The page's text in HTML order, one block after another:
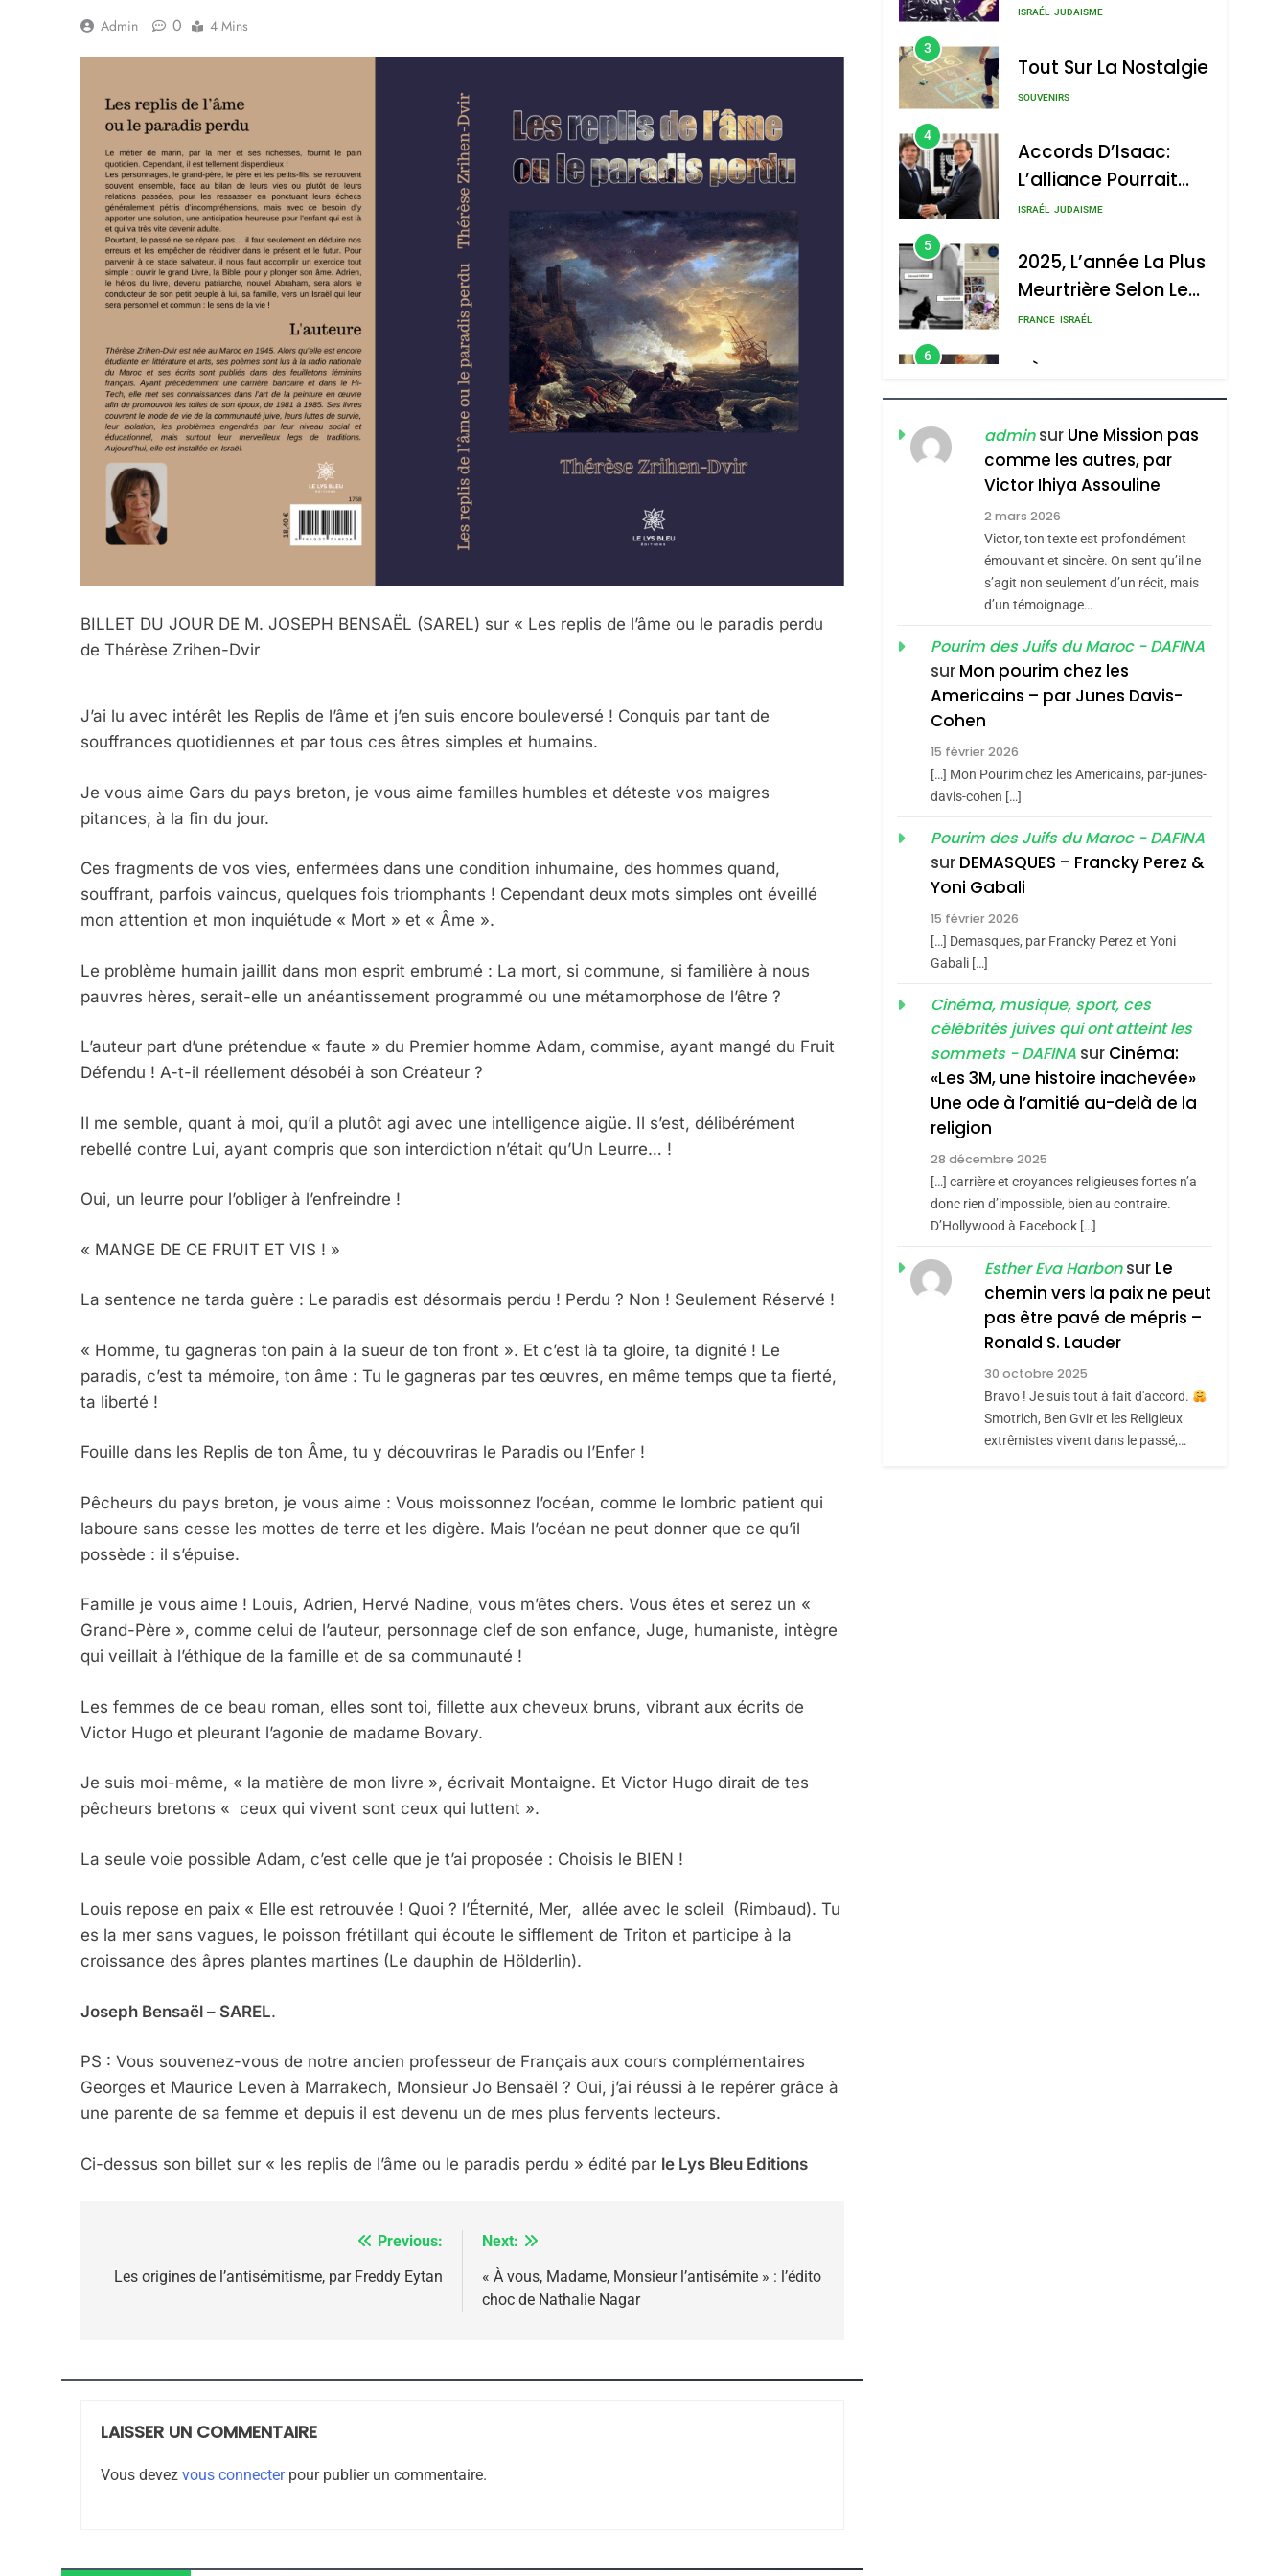
Admin 0 4 Mins
BILLET DU JOUR DE M. JOSEPH BENSAËL (SAREL) sur « Les replis de l’âme ou le paradis perdu
de Thérèse Zrihen-Dvir
J’ai lu avec intérêt les Replis de l’âme et j’en suis encore bouleversé ! Conquis par tant de
souffrances quotidiennes et par tous ces êtres simples et humains.
Je vous aime Gars du pays breton, je vous aime familles humbles et déteste vos maigres
pitances, à la fin du jour.
Ces fragments de vos vies, enfermées dans une condition inhumaine, des hommes quand,
souffrant, parfois vaincus, quelques fois triomphants ! Cependant deux mots simples ont éveillé
mon attention et mon inquiétude « Mort » et « Âme ».
Le problème humain jaillit dans mon esprit embrumé : La mort, si commune, si familière à nous
pauvres hères, serait-elle un anéantissement programmé ou une métamorphose de l’être ?
L’auteur part d’une prétendue « faute » du Premier homme Adam, commise, ayant mangé du Fruit
Défendu ! A-t-il réellement désobéi à son Créateur ?
Il me semble, quant à moi, qu’il a plutôt agi avec une intelligence aigüe. Il s’est, délibérément
rebellé contre Lui, ayant compris que son interdiction n’était qu’Un Leurre… !
Oui, un leurre pour l’obliger à l’enfreindre !
« MANGE DE CE FRUIT ET VIS ! »
La sentence ne tarda guère : Le paradis est désormais perdu ! Perdu ? Non ! Seulement Réservé !
« Homme, tu gagneras ton pain à la sueur de ton front ». Et c’est là ta gloire, ta dignité ! Le
paradis, c’est ta mémoire, ton âme : Tu le gagneras par tes œuvres, en même temps que ta fierté,
ta liberté !
Fouille dans les Replis de ton Âme, tu y découvriras le Paradis ou l’Enfer !
Pêcheurs du pays breton, je vous aime : Vous moissonnez l’océan, comme le lombric patient qui
laboure sans cesse les mottes de terre et les digère. Mais l’océan ne peut donner que ce qu’il
possède : il s’épuise.
Famille je vous aime ! Louis, Adrien, Hervé Nadine, vous m’êtes chers. Vous êtes et serez un «
Grand-Père », comme celui de l’auteur, personnage clef de son enfance, Juge, humaniste, intègre
qui veillait à l’éthique de la famille et de sa communauté !
Les femmes de ce beau roman, elles sont toi, fillette aux cheveux bruns, vibrant aux écrits de
Victor Hugo et pleurant l’agonie de madame Bovary.
Je suis moi-même, « la matière de mon livre », écrivait Montaigne. Et Victor Hugo dirait de tes
pêcheurs bretons « ceux qui vivent sont ceux qui luttent ».
La seule voie possible Adam, c’est celle que je t’ai proposée : Choisis le BIEN !
Louis repose en paix « Elle est retrouvée ! Quoi ? l’Éternité, Mer, allée avec le soleil (Rimbaud). Tu
es la mer sans vagues, le poisson frétillant qui écoute le sifflement de Triton et participe à la
croissance des âpres plantes martines (Le dauphin de Hölderlin).
Joseph Bensaël – SAREL.
PS : Vous souvenez-vous de notre ancien professeur de Français aux cours complémentaires
Georges et Maurice Leven à Marrakech, Monsieur Jo Bensaël ? Oui, j’ai réussi à le repérer grâce à
une parente de sa femme et depuis il est devenu un de mes plus fervents lecteurs.
Ci-dessus son billet sur « les replis de l’âme ou le paradis perdu » édité par le Lys Bleu Editions
de
Previous:
Les origines de l’antisémitisme, par Freddy Eytan
Next:
« À vous, Madame, Monsieur l’antisémite » : l’édito
choc de Nathalie Nagar
LAISSER UN COMMENTAIRE
Vous devez vous connecterpour publier un commentaire.
Nouvelle Chanson De
ISRAÉL JUDAISME
3
Tout Sur La Nostalgie
SOUVENIRS
4
Accords D’Isaac:
L’alliance Pourrait
S’étendre À 13 Pays
ISRAÉL JUDAISME
5
2025, L’année La Plus
Meurtrière Selon Le
Rapport D’ADL
FRANCE ISRAÉL
6
FIÈRE, DIGNE ET
RÉSILIENTE :
POURQUOI JE
REVENDIQUE MA
JUDAÏTE Par Thérèse
Zrihen-Dvir
ISRAÉL JUDAISME
CE QUI NOUS
MANQUE – Jacques
Hadida
JUDAISME
Maroc : Les Amandes
De Tafraout, Le Miel
De Tadla Azilal
Consacrés Produits
Du Terroir
DAFINA MAROC
Oeil Ravageur –
2
Dis Guerre»: La
Nouvelle Chanson De
Boy George
ISRAÉL JUDAISME
Accords D’Isaac:
L’alliance Pourrait
S’étendre À 13 Pays
D’Amérique Latine
ISRAÉL JUDAISME
5
Meurtrière Selon Le
Rapport D’ADL
Contre
L’antisémitisme
FRANCE ISRAÉL
FIÈRE, DIGNE ET
RÉSILIENTE :
POURQUOI JE
REVENDIQUE MA
JUDAÏTE Par Thérèse
Zrihen-Dvir
ISRAÉL JUDAISME
CE QUI NOUS
MANQUE – Jacques
Hadida
JUDAISME
Maroc : Les Amandes
adminsur Une Mission pas
comme les autres, par
Victor Ihiya Assouline
2 mars 2026
Victor, ton texte est profondément
émouvant et sincère. On sent qu’il ne
s’agit non seulement d’un récit, mais
d’un témoignage…
Pourim des Juifs du Maroc - DAFINA
sur Mon pourim chez les
Americains – par Junes Davis-
Cohen
15 février 2026
[…] Mon Pourim chez les Americains, par-junes-
davis-cohen […]
Pourim des Juifs du Maroc - DAFINA
sur DEMASQUES – Francky Perez &
Yoni Gabali
15 février 2026
[…] Demasques, par Francky Perez et Yoni
Gabali […]
Cinéma, musique, sport, ces
célébrités juives qui ont atteint les
sommets - DAFINA sur Cinéma:
«Les 3M, une histoire inachevée»
Une ode à l’amitié au-delà de la
religion
28 décembre 2025
[…] carrière et croyances religieuses fortes n’a
donc rien d’impossible, bien au contraire.
D’Hollywood à Facebook […]
Esther Eva Harbonsur Le
chemin vers la paix ne peut
pas être pavé de mépris –
Ronald S. Lauder
30 octobre 2025
Bravo ! Je suis tout à fait d'accord.
Smotrich, Ben Gvir et les Religieux
extrêmistes vivent dans le passé,…
2025, L’année La Plus Meurtrière Selon Le Rapport D’ADL Contre L’antisémitisme
6
Dvir
ISRAÉL JUDAISME
CE QUI NOUS MANQUE – Jacques Hadida